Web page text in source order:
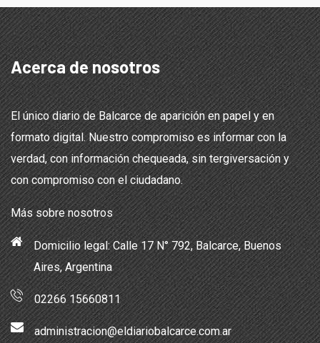
Acerca de nosotros
El único diario de Balcarce de aparición en papel y en
formato digital. Nuestro compromiso es informar con la
verdad, con información chequeada, sin tergiversación y
con compromiso con el ciudadano.
Más sobre nosotros
Domicilio legal: Calle 17 N° 792, Balcarce, Buenos
Aires, Argentina
02266 15660811
administracion@eldiariobalcarce.com.ar